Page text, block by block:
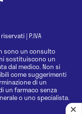
| P.IVA
sono un consulto
sostituiscono un
dal medico. Non si
come suggerimenti
di un
un farmaco senza
o uno specialista.